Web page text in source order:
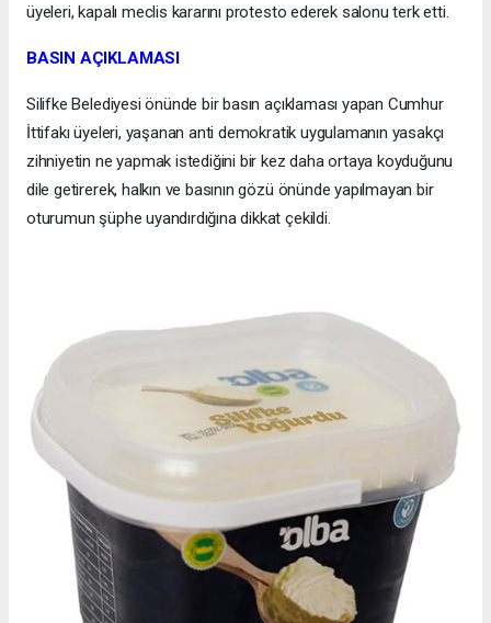
üyeleri, kapalı meclis kararını protesto ederek salonu terk etti.
BASIN AÇIKLAMASI
Silifke Belediyesi önünde bir basın açıklaması yapan Cumhur
İttifakı üyeleri, yaşanan anti demokratik uygulamanın yasakçı
zihniyetin ne yapmak istediğini bir kez daha ortaya koyduğunu
dile getirerek, halkın ve basının gözü önünde yapılmayan bir
oturumun şüphe uyandırdığına dikkat çekildi.